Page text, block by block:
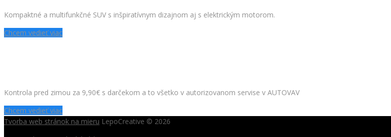
Kompaktné a multifunkčné SUV s inšpiratívnym dizajnom aj s elektrickým motorom.
Chcem vedieť viac
Kontrola pred zimou za 9,90€ s darčekom a to všetko v autorizovanom servise v AUTOVAV
Chcem vedieť viac
Tvorba web stránok na mieru LepoCreative © 2026